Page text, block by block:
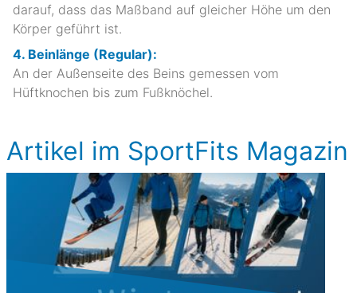
darauf, dass das Maßband auf gleicher Höhe um den
Körper geführt ist.
4. Beinlänge (Regular):
An der Außenseite des Beins gemessen vom
Hüftknochen bis zum Fußknöchel.
Artikel im SportFits Magazin